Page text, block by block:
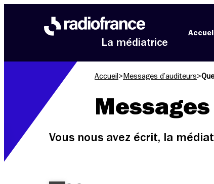
La médiatrice
Accueil
Accueil > Messages d’auditeurs>
Vous nous avez écrit, la